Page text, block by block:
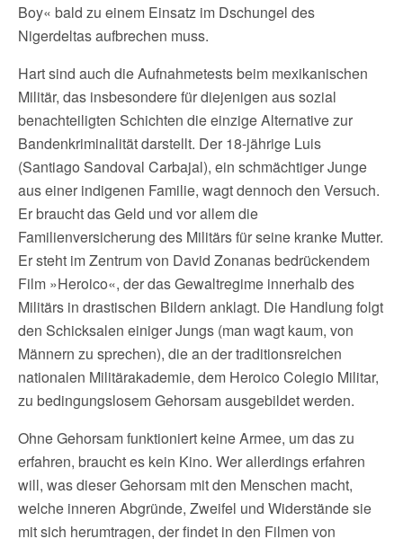
Boy« bald zu einem Einsatz im Dschungel des
Nigerdeltas aufbrechen muss.
Hart sind auch die Aufnahmetests beim mexikanischen
Militär, das insbesondere für diejenigen aus sozial
benachteiligten Schichten die einzige Alternative zur
Bandenkriminalität darstellt. Der 18-jährige Luis
(Santiago Sandoval Carbajal), ein schmächtiger Junge
aus einer indigenen Familie, wagt dennoch den Versuch.
Er braucht das Geld und vor allem die
Familienversicherung des Militärs für seine kranke Mutter.
Er steht im Zentrum von David Zonanas bedrückendem
Film »Heroico«, der das Gewaltregime innerhalb des
Militärs in drastischen Bildern anklagt. Die Handlung folgt
den Schicksalen einiger Jungs (man wagt kaum, von
Männern zu sprechen), die an der traditionsreichen
nationalen Militärakademie, dem Heroico Colegio Militar,
zu bedingungslosem Gehorsam ausgebildet werden.
Ohne Gehorsam funktioniert keine Armee, um das zu
erfahren, braucht es kein Kino. Wer allerdings erfahren
will, was dieser Gehorsam mit den Menschen macht,
welche inneren Abgründe, Zweifel und Widerstände sie
mit sich herumtragen, der findet in den Filmen von